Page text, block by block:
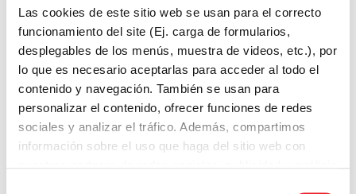
Las cookies de este sitio web se usan para el correcto
funcionamiento del site (Ej. carga de formularios,
desplegables de los menús, muestra de videos, etc.), por
lo que es necesario aceptarlas para acceder al todo el
contenido y navegación. También se usan para
personalizar el contenido, ofrecer funciones de redes
sociales y analizar el tráfico. Además, compartimos
información sobre el uso que haga del sitio web con
Compartir:
TE PODRÍA GUSTAR